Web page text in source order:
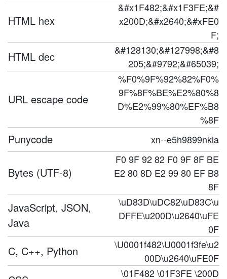
HTML hex
&#x1F482;&#x1F3FE;&#
x200D;&#x2640;&#xFE0
F;
HTML dec
&#128130;&#127998;&#8
205;&#9792;&#65039;
URL escape code
%F0%9F%92%82%F0%
9F%8F%BE%E2%80%8
D%E2%99%80%EF%B8
%8F
Punycode xn--e5h9899nkla
Bytes (UTF-8)
F0 9F 92 82 F0 9F 8F BE
E2 80 8D E2 99 80 EF B8
8F
JavaScript, JSON,
Java
\uD83D\uDC82\uD83C\u
DFFE\u200D\u2640\uFE
0F
C, C++, Python
\U0001f482\U0001f3fe\u2
00D\u2640\uFE0F
\01F482 \01F3FE \200D